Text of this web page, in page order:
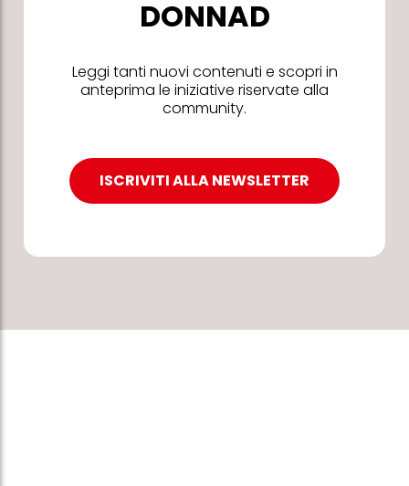
DONNAD
Leggi tanti nuovi contenuti e scopri in
anteprima le iniziative riservate alla
community.
ISCRIVITI ALLA NEWSLETTER